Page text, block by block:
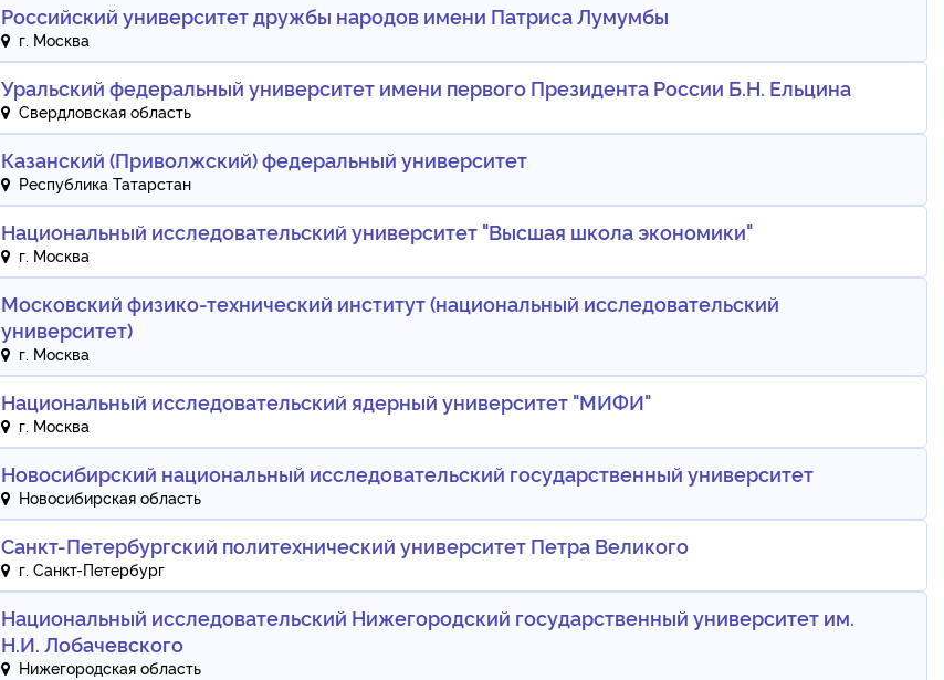
Российский университет дружбы народов имени Патриса Лумумбы
г. Москва
Уральский федеральный университет имени первого Президента России Б.Н. Ельцина
Свердловская область
Казанский (Приволжский) федеральный университет
Республика Татарстан
Национальный исследовательский университет "Высшая школа экономики"
г. Москва
Московский физико-технический институт (национальный исследовательский
университет)
г. Москва
Национальный исследовательский ядерный университет "МИФИ"
г. Москва
Новосибирский национальный исследовательский государственный университет
Новосибирская область
Санкт-Петербургский политехнический университет Петра Великого
г. Санкт-Петербург
Национальный исследовательский Нижегородский государственный университет им.
Н.И. Лобачевского
Нижегородская область